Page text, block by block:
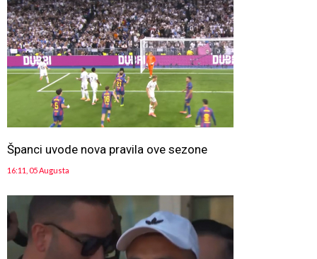
Španci uvode nova pravila ove sezone
16:11, 05 Augusta